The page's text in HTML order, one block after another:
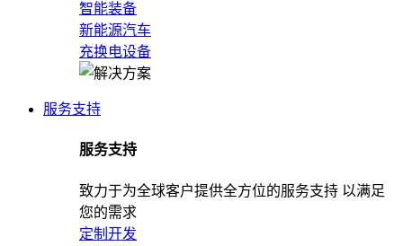
智能装备
新能源汽车
充换电设备
服务支持
服务支持
致力于为全球客户提供全方位的服务支持 以满足
您的需求
定制开发